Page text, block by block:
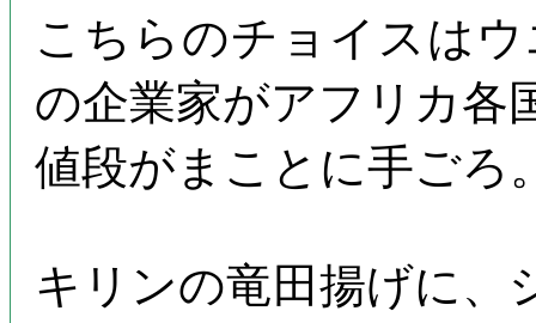
こちらのチョイスは
の企業家がアフリカ各
値段がまことに手ごろ
キリンの竜田揚げに